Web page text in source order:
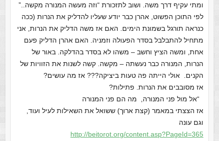
ומתי עקיף דרך משה. ושוב לתזכורת “וזה מעשה המנורה מקשה..”
לפי התוכן הפשוט, אהרן כבר יודע שעליו להדליק את הנרות (ככה
כנראה תורגל בשמונת הימים. האם אז משה הדליק את הנרות, אני
מתחיל להתבלבל בסדר הפעולה וזמניה. האם אהרן הדליק פעם
אחת, ומשה הציץ וחשב – משהו לא בסדר בהדלקה. באור של
הנרות, המנורה כבר נעשתה – מקשה. קשה לשנות את הזוויות של
הקנים. אולי הייתה פה טעות ביציקה??? אז מה עושים?
אז מסובבים את הנרות. פתילות?
“אל מול פני המנורה, מה הם פני המנורה
אז הצצתי במאמר (קצת ארוך) ששואל את השאילות לעיל ועוד,
וגם עונה
http://beitorot.org/content.asp?PageId=365